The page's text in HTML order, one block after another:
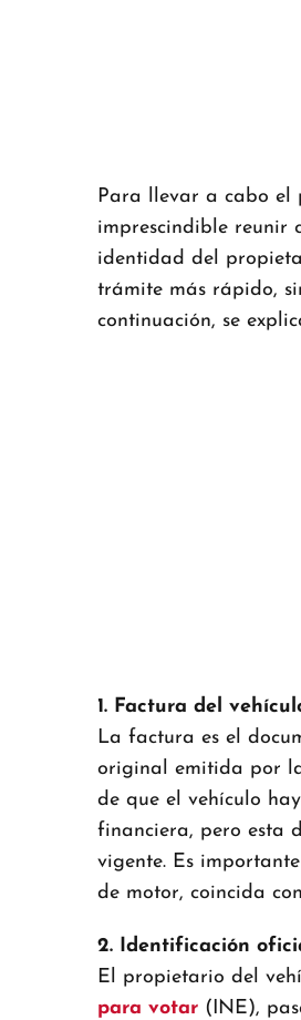
Para llevar a cabo el
imprescindible reunir
identidad del
trámite más rápido,
continuación, se
1. Factura del
La factura es el
original emitida por
de que el vehículo
financiera, pero esta
vigente. Es
de motor, coincida
2. Identificación
El propietario del
para votar (INE),